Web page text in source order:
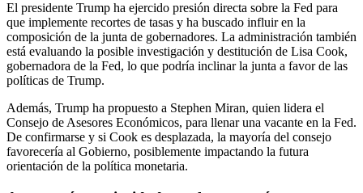
El presidente Trump ha ejercido presión directa sobre la Fed para
que implemente recortes de tasas y ha buscado influir en la
composición de la junta de gobernadores. La administración también
está evaluando la posible investigación y destitución de Lisa Cook,
gobernadora de la Fed, lo que podría inclinar la junta a favor de las
políticas de Trump.
Además, Trump ha propuesto a Stephen Miran, quien lidera el
Consejo de Asesores Económicos, para llenar una vacante en la Fed.
De confirmarse y si Cook es desplazada, la mayoría del consejo
favorecería al Gobierno, posiblemente impactando la futura
orientación de la política monetaria.